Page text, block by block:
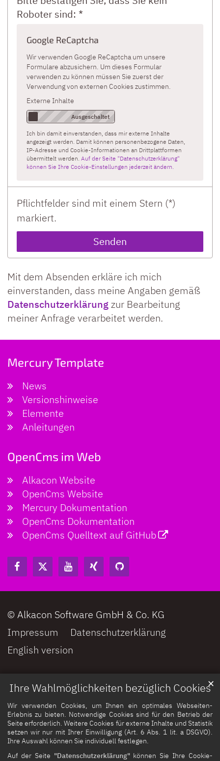
Ihre Wahlmöglichkeiten bezüglich Cookies
Wir verwenden Cookies, um Ihnen ein optimales Webseiten-
Erlebnis zu bieten. Notwendige Cookies sind für den Betrieb der
Seite erforderlich. Weitere Cookies für externe Inhalte und Statistik
setzen wir nur mit Ihrer Einwilligung (Art. 6 Abs. 1 lit. a DSGVO).
Ihre Auswahl können Sie individuell festlegen.
Auf der Seite "Datenschutzerklärung"können Sie Ihre Cookie-
✕
Roboter sind: *
Google ReCaptcha
Wir verwenden Google ReCaptcha um unsere
Formulare abzusichern. Um dieses Formular
verwenden zu können müssen Sie zuerst der
Verwendung von externen Cookies zustimmen.
Externe Inhalte
Ich bin damit einverstanden, dass mir externe Inhalte
angezeigt werden. Damit können personenbezogene Daten,
IP-Adresse und Cookie-Informationen an Drittplattformen
übermittelt werden. Auf der Seite "Datenschutzerklärung"
können Sie Ihre Cookie-Einstellungen jederzeit ändern.
Pflichtfelder sind mit einem Stern (*)
markiert.
Mit dem Absenden erkläre ich mich
einverstanden, dass meine Angaben gemäß
Datenschutzerklärungzur Bearbeitung
meiner Anfrage verarbeitet werden.
Mercury Template
News
Versionshinweise
Elemente
Anleitungen
OpenCms im Web
Alkacon Website
OpenCms Website
Mercury Dokumentation
OpenCms Dokumentation
OpenCms Quelltext auf GitHub
© Alkacon Software GmbH & Co. KG
Impressum
Datenschutzerklärung
English version